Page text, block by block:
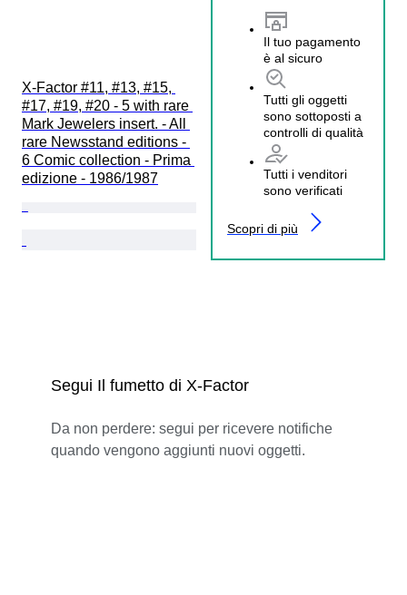
X-Factor #11, #13, #15,
#17, #19, #20 - 5 with rare
Mark Jewelers insert. - All
rare Newsstand editions -
6 Comic collection - Prima
edizione - 1986/1987
Il tuo pagamento
è al sicuro
Tutti gli oggetti
sono sottoposti a
controlli di qualità
Tutti i venditori
sono verificati
Scopri di più
Segui Il fumetto di X-Factor
Da non perdere: segui per ricevere notifiche
quando vengono aggiunti nuovi oggetti.